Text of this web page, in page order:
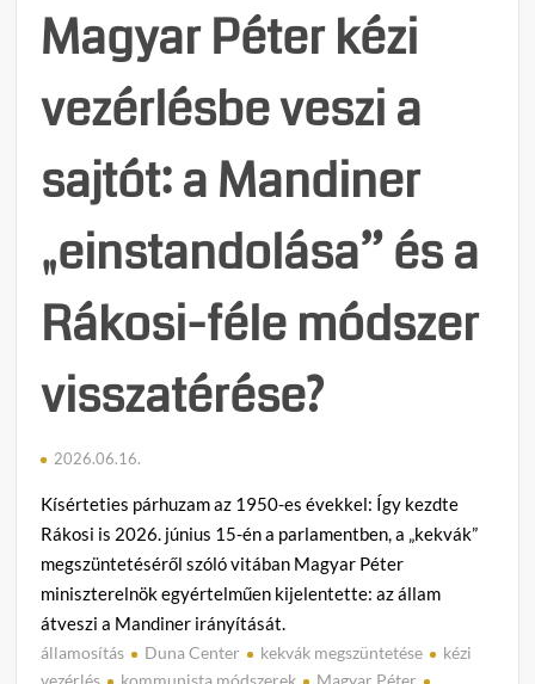
Magyar Péter kézi
vezérlésbe veszi a
sajtót: a Mandiner
„einstandolása” és a
Rákosi-féle módszer
visszatérése?
2026.06.16.
Kísérteties párhuzam az 1950-es évekkel: Így kezdte
Rákosi is 2026. június 15-én a parlamentben, a „kekvák”
megszüntetéséről szóló vitában Magyar Péter
miniszterelnök egyértelműen kijelentette: az állam
átveszi a Mandiner irányítását.
államosítás Duna Center kekvák megszüntetése
kézi
vezérlés
kommunista módszerek Magyar Péter